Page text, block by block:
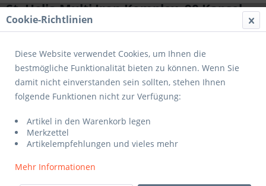
St. Helia Multi Iron Komplex, 90 Kapsel,
vegan
Cookie-Richtlinien
Diese Website verwendet Cookies, um Ihnen die
bestmögliche Funktionalität bieten zu können. Wenn Sie
damit nicht einverstanden sein sollten, stehen Ihnen
folgende Funktionen nicht zur Verfügung:
Artikel in den Warenkorb legen
Merkzettel
Artikelempfehlungen und vieles mehr
Mehr Informationen